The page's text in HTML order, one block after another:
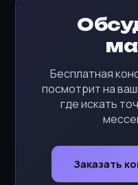
Бесплатная
посмотрит на
где искать
Заказать